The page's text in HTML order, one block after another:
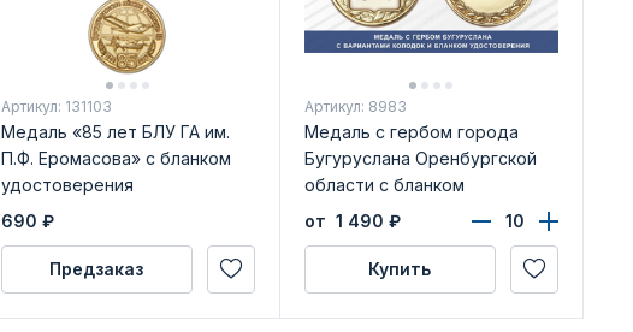
Артикул: 131103
Медаль «85 лет БЛУ ГА им.
П.Ф. Еромасова» с бланком
удостоверения
690 ₽
Предзаказ
Артикул: 8983
Медаль с гербом города
Бугуруслана Оренбургской
области с бланком
удостоверения
от 1 490 ₽
Купить